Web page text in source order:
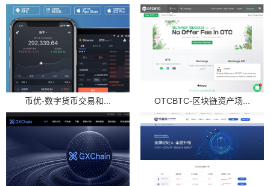
币优-数字货币交易和... OTCBTC-区块链资产场...